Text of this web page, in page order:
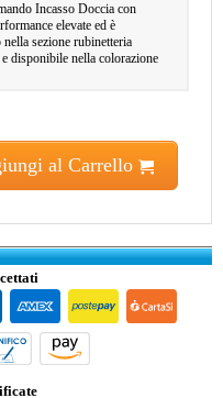
Incasso Doccia con
elevate ed è
sezione rubinetteria
disponibile nella colorazione
al Carrello